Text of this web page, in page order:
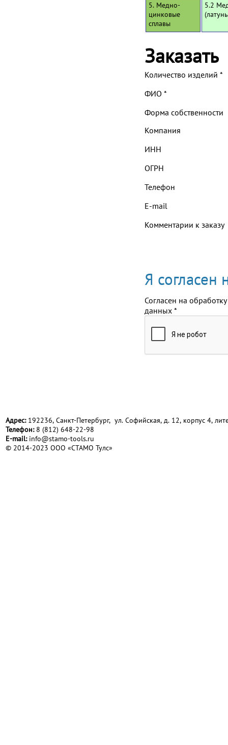
5. Медно-
цинковые
сплавы
5.2
Заказать
Количество изделий *
ФИО *
Форма собственности
Компания
ИНН
ОГРН
Телефон
E-mail
Комментарии к заказу
Я согласен
Согласен на обработку
данных *
Адрес:192236, Санкт-Петербург, ул. Софийская, д. 12, корпус 4,
Телефон:8 (812) 648-22-98
Е-mail: info@stamo-tools.ru
© 2014-2023 ООО «СТАМО Тулс»